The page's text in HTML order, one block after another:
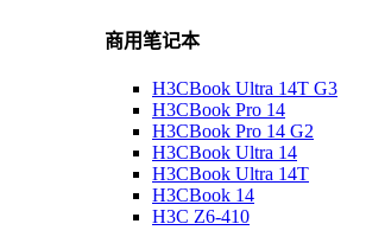
商用笔记本
H3CBook Ultra 14T G3
H3CBook Pro 14
H3CBook Pro 14 G2
H3CBook Ultra 14
H3CBook Ultra 14T
H3CBook 14
H3C Z6-410